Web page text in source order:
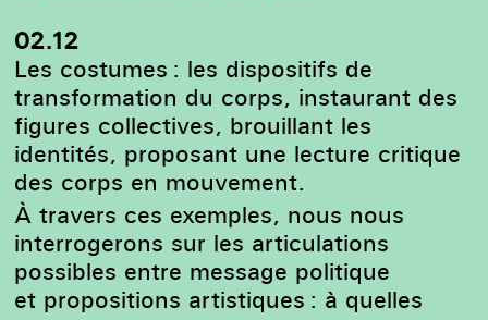
02.12
Les costumes : les dispositifs de
transformation du corps, instaurant des
figures collectives, brouillant les
identités, proposant une lecture critique
des corps en mouvement.
À travers ces exemples, nous nous
interrogerons sur les articulations
possibles entre message politique
et propositions artistiques : à quelles